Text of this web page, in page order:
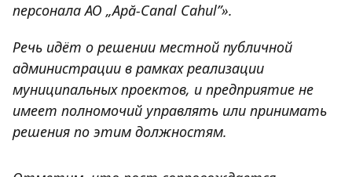
персонала АО „Apă-Canal Cahul”».
Речь идёт о решении местной публичной
администрации в рамках реализации
муниципальных проектов, и предприятие не
имеет полномочий управлять или принимать
решения по этим должностям.